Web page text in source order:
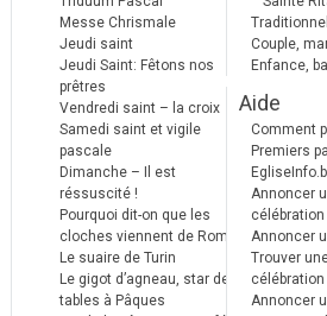
Messe Chrismale
Jeudi saint
Jeudi Saint: Fêtons nos
prêtres
Vendredi saint – la croix
Samedi saint et vigile
pascale
Dimanche – Il est
réssuscité !
Pourquoi dit-on que les
cloches viennent de Rome ?
Le suaire de Turin
Le gigot d’agneau, star des
tables à Pâques
Couple,
Enfance,
Aide
Comment
Premiers
Annoncer
célébration
Annoncer
Trouver
célébration
Annoncer